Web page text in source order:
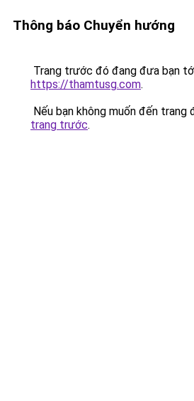
Thông báo Chuyển hướng
Trang trước đó đang đưa bạn
https://thamtusg.com.
Nếu bạn không muốn đến trang
trang trước.